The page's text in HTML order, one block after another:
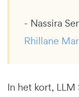
- Nassira
Rhillane
In het kort,